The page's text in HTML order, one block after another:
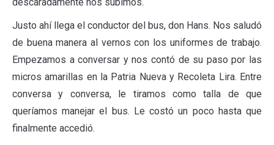
Justo ahí llega el conductor del bus, don Hans. Nos saludó
de buena manera al vernos con los uniformes de trabajo.
Empezamos a conversar y nos contó de su paso por las
micros amarillas en la Patria Nueva y Recoleta Lira. Entre
conversa y conversa, le tiramos como talla de que
queríamos manejar el bus. Le costó un poco hasta que
finalmente accedió.